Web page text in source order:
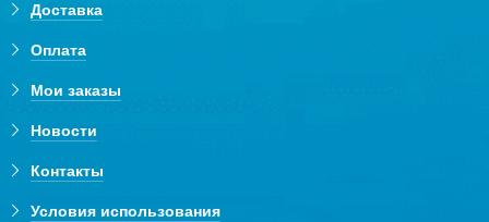
Доставка
Оплата
Мои заказы
Новости
Контакты
Условия использования